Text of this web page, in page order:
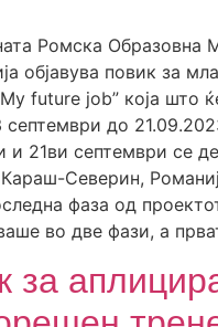
Ромска Образовна
објавува повик за
future job” која што
септември до
и 21ви септември се
Северин,
фаза од
во две фази, а
за